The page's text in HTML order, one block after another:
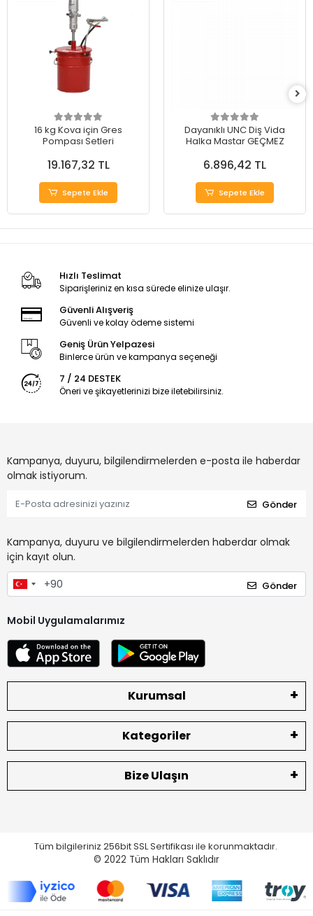
16 kg Kova için Gres
Pompası Setleri
19.167,32 TL
Sepete Ekle
Dayanıklı UNC Diş Vida
Halka Mastar GEÇMEZ
6.896,42 TL
Sepete Ekle
Hızlı Teslimat
Siparişleriniz en kısa sürede elinize ulaşır.
Güvenli Alışveriş
Güvenli ve kolay ödeme sistemi
Geniş Ürün Yelpazesi
Binlerce ürün ve kampanya seçeneği
7 / 24 DESTEK
Öneri ve şikayetlerinizi bize iletebilirsiniz.
Kampanya, duyuru, bilgilendirmelerden e-posta ile haberdar
olmak istiyorum.
Gönder
Kampanya, duyuru ve bilgilendirmelerden haberdar olmak
için kayıt olun.
Gönder
Mobil Uygulamalarımız
Kurumsal
Kategoriler
Bize Ulaşın
Tüm bilgileriniz 256bit SSL Sertifikası ile korunmaktadır.
© 2022 Tüm Hakları Saklıdır